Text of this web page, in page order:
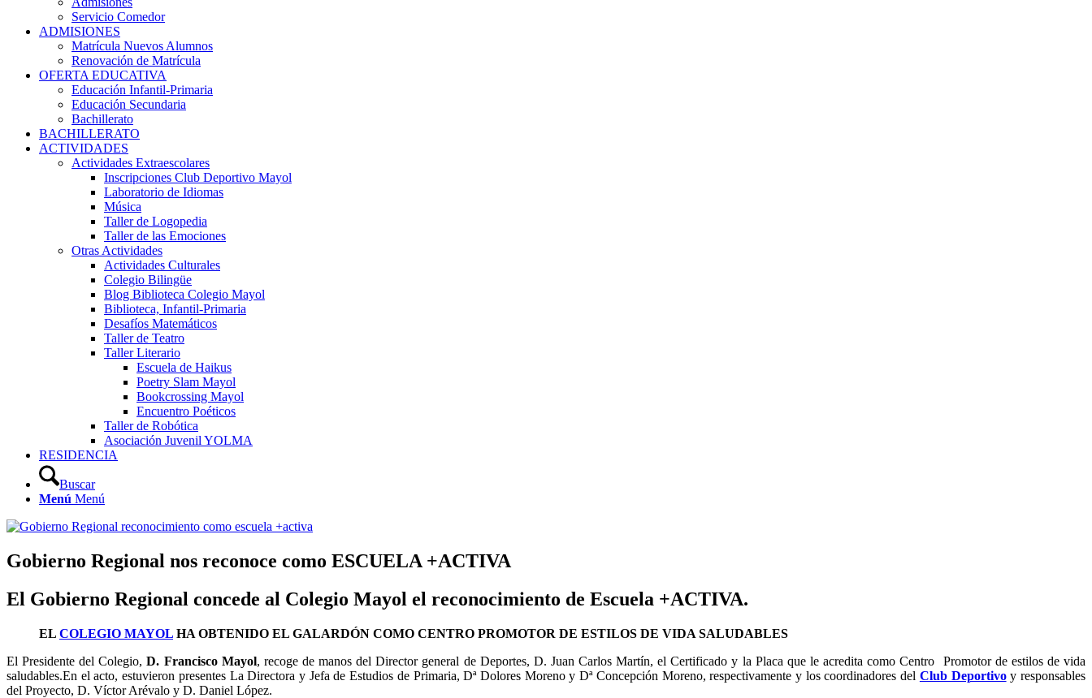
Servicio Comedor
ADMISIONES
Matrícula Nuevos Alumnos
Renovación de Matrícula
OFERTA EDUCATIVA
Educación Infantil-Primaria
Educación Secundaria
Bachillerato
BACHILLERATO
ACTIVIDADES
Actividades Extraescolares
Inscripciones Club Deportivo Mayol
Laboratorio de Idiomas
Música
Taller de Logopedia
Taller de las Emociones
Otras Actividades
Actividades Culturales
Colegio Bilingüe
Blog Biblioteca Colegio Mayol
Biblioteca, Infantil-Primaria
Desafíos Matemáticos
Taller de Teatro
Taller Literario
Escuela de Haikus
Poetry Slam Mayol
Bookcrossing Mayol
Encuentro Poéticos
Taller de Robótica
Asociación Juvenil YOLMA
RESIDENCIA
Buscar
Menú Menú
Gobierno Regional nos reconoce como ESCUELA +ACTIVA
El Gobierno Regional concede al Colegio Mayol el reconocimiento de Escuela +ACTIVA.
EL COLEGIO MAYOL HA OBTENIDO EL GALARDÓN COMO CENTRO PROMOTOR DE ESTILOS DE VIDA SALUDABLES
El Presidente del Colegio,D. Francisco Mayol, recoge de manos del Director general de Deportes, D. Juan Carlos Martín, el Certificado y la Placa que le acredita como Centro Promotor de estilos de vida
saludables.En el acto, estuvieron presentes La Directora y Jefa de Estudios de Primaria, Dª Dolores Moreno y Dª Concepción Moreno, respectivamente y los coordinadores del Club Deportivoy responsables
del Proyecto, D. Víctor Arévalo y D. Daniel López.